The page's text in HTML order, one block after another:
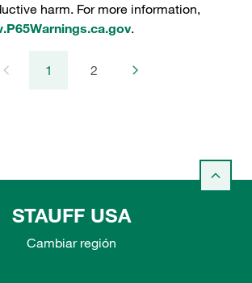
harm. For more information,
.
1 2
STAUFF USA
Cambiar región